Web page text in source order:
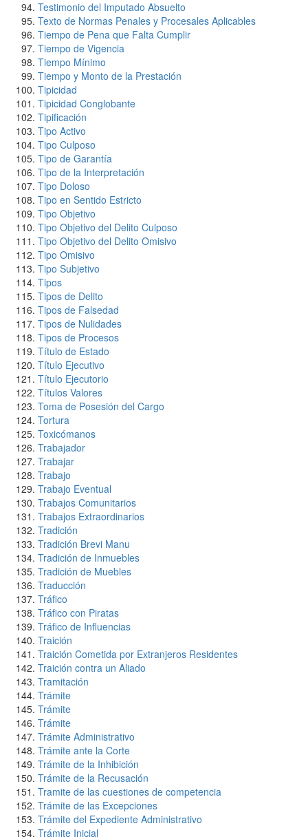
Testimonio del Imputado Absuelto
Texto de Normas Penales y Procesales Aplicables
Tiempo de Pena que Falta Cumplir
Tiempo de Vigencia
Tiempo Mínimo
Tiempo y Monto de la Prestación
Tipicidad
Tipicidad Conglobante
Tipificación
Tipo Activo
Tipo Culposo
Tipo de Garantía
Tipo de la Interpretación
Tipo Doloso
Tipo en Sentido Estricto
Tipo Objetivo
Tipo Objetivo del Delito Culposo
Tipo Objetivo del Delito Omisivo
Tipo Omisivo
Tipo Subjetivo
Tipos
Tipos de Delito
Tipos de Falsedad
Tipos de Nulidades
Tipos de Procesos
Título de Estado
Título Ejecutivo
Título Ejecutorio
Títulos Valores
Toma de Posesión del Cargo
Tortura
Toxicómanos
Trabajador
Trabajar
Trabajo
Trabajo Eventual
Trabajos Comunitarios
Trabajos Extraordinarios
Tradición
Tradición Brevi Manu
Tradición de Inmuebles
Tradición de Muebles
Traducción
Tráfico
Tráfico con Piratas
Tráfico de Influencias
Traición
Traición Cometida por Extranjeros Residentes
Traición contra un Aliado
Tramitación
Trámite
Trámite
Trámite
Trámite Administrativo
Trámite ante la Corte
Trámite de la Inhibición
Trámite de la Recusación
Tramite de las cuestiones de competencia
Trámite de las Excepciones
Trámite del Expediente Administrativo
Trámite Inicial